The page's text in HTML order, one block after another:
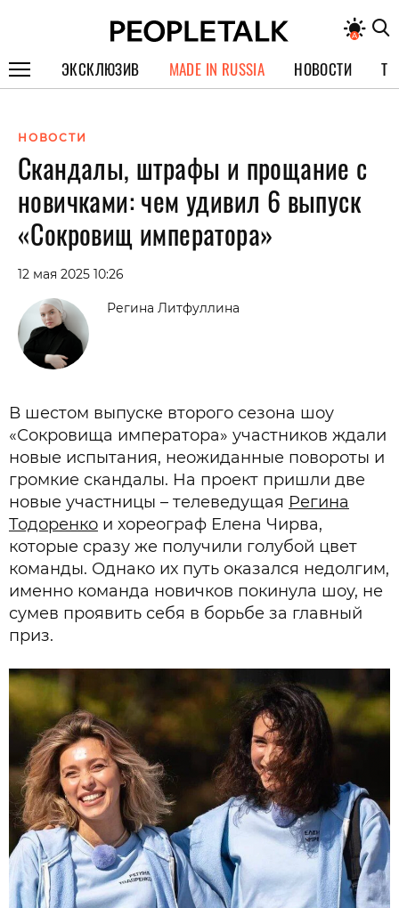
ЭКСКЛЮЗИВ
СПЕЦПРОЕКТЫ
ИНТЕРВЬЮ
ПОКОЛЕНИЕ
MADE IN RUSSIA НОВОСТИ
НОВОСТИ
Скандалы, штрафы и прощание с
новичками: чем удивил 6 выпуск
«Сокровищ императора»
12 мая 2025 10:26
Регина Литфуллина
В шестом выпуске второго сезона шоу
«Сокровища императора» участников ждали
новые испытания, неожиданные повороты и
громкие скандалы. На проект пришли две
новые участницы – телеведущая Регина
Тодоренко и хореограф Елена Чирва,
которые сразу же получили голубой цвет
команды. Однако их путь оказался недолгим,
именно команда новичков покинула шоу, не
сумев проявить себя в борьбе за главный
приз.